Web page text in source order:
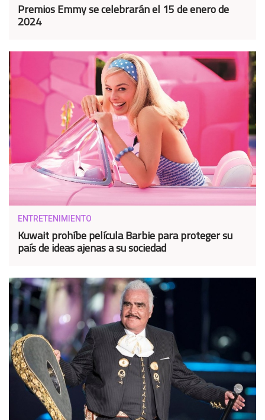
Premios Emmy se celebrarán el 15 de enero de
2024
ENTRETENIMIENTO
Kuwait prohíbe película Barbie para proteger su
país de ideas ajenas a su sociedad